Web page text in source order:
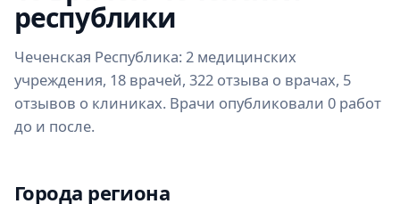
республики
Чеченская Республика: 2 медицинских
учреждения, 18 врачей, 322 отзыва о врачах, 5
отзывов о клиниках. Врачи опубликовали 0 работ
до и после.
Города региона